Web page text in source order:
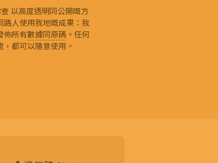
以高度透明同公開嘅方
路人使用我地嘅成果：我
佈所有數據同原碼。任何
都可以隨意使用。